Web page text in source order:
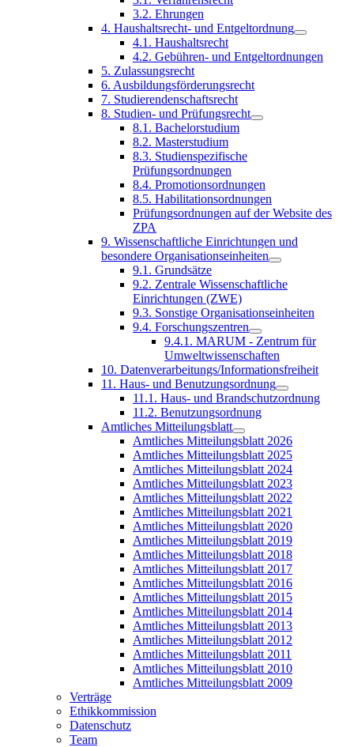
3.2. Ehrungen
4. Haushaltsrecht- und Entgeltordnung
4.1. Haushaltsrecht
4.2. Gebühren- und Entgeltordnungen
5. Zulassungsrecht
6. Ausbildungsförderungsrecht
7. Studierendenschaftsrecht
8. Studien- und Prüfungsrecht
8.1. Bachelorstudium
8.2. Masterstudium
8.3. Studienspezifische
Prüfungsordnungen
8.4. Promotionsordnungen
8.5. Habilitationsordnungen
Prüfungsordnungen auf der Website des
ZPA
9. Wissenschaftliche Einrichtungen und
besondere Organisationseinheiten
9.1. Grundsätze
9.2. Zentrale Wissenschaftliche
Einrichtungen (ZWE)
9.3. Sonstige Organisationseinheiten
9.4. Forschungszentren
9.4.1. MARUM - Zentrum für
Umweltwissenschaften
10. Datenverarbeitungs/Informationsfreiheit
11. Haus- und Benutzungsordnung
11.1. Haus- und Brandschutzordnung
11.2. Benutzungsordnung
Amtliches Mitteilungsblatt
Amtliches Mitteilungsblatt 2026
Amtliches Mitteilungsblatt 2025
Amtliches Mitteilungsblatt 2024
Amtliches Mitteilungsblatt 2023
Amtliches Mitteilungsblatt 2022
Amtliches Mitteilungsblatt 2021
Amtliches Mitteilungsblatt 2020
Amtliches Mitteilungsblatt 2019
Amtliches Mitteilungsblatt 2018
Amtliches Mitteilungsblatt 2017
Amtliches Mitteilungsblatt 2016
Amtliches Mitteilungsblatt 2015
Amtliches Mitteilungsblatt 2014
Amtliches Mitteilungsblatt 2013
Amtliches Mitteilungsblatt 2012
Amtliches Mitteilungsblatt 2011
Amtliches Mitteilungsblatt 2010
Amtliches Mitteilungsblatt 2009
Verträge
Ethikkommission
Datenschutz
Team